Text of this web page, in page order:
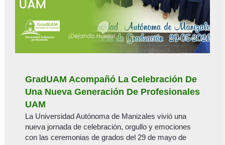
GradUAM Acompañó La Celebración De
Una Nueva Generación De Profesionales
UAM
La Universidad Autónoma de Manizales vivió una
nueva jornada de celebración, orgullo y emociones
con las ceremonias de grados del 29 de mayo de